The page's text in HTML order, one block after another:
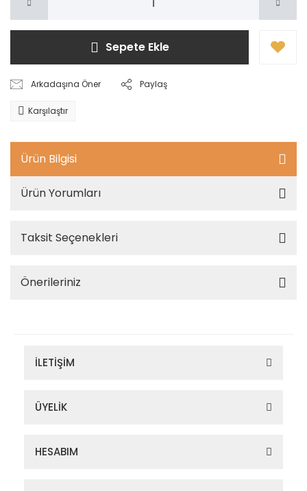
Sepete Ekle
Arkadaşına Öner Paylaş
Karşılaştır
Ürün Bilgisi
Ürün Yorumları
Taksit Seçenekleri
Önerileriniz
İLETİŞİM
ÜYELİK
HESABIM